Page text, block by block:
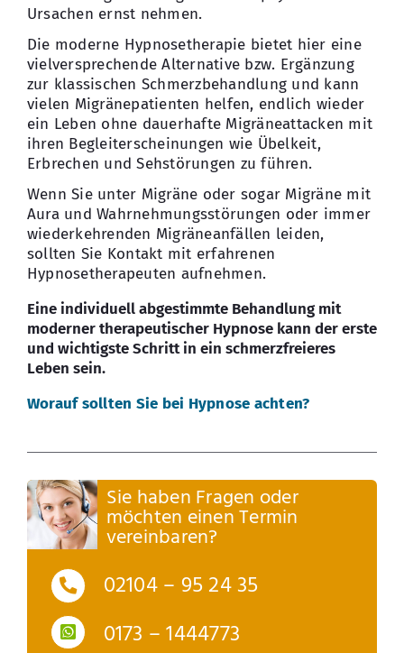
Ursachen ernst nehmen.
Die moderne Hypnosetherapie bietet hier eine
vielversprechende Alternative bzw. Ergänzung
zur klassischen Schmerzbehandlung und kann
vielen Migränepatienten helfen, endlich wieder
ein Leben ohne dauerhafte Migräneattacken mit
ihren Begleiterscheinungen wie Übelkeit,
Erbrechen und Sehstörungen zu führen.
Wenn Sie unter Migräne oder sogar Migräne mit
Aura und Wahrnehmungsstörungen oder immer
wiederkehrenden Migräneanfällen leiden,
sollten Sie Kontakt mit erfahrenen
Hypnosetherapeuten aufnehmen.
Eine individuell abgestimmte Behandlung mit
moderner therapeutischer Hypnose kann der erste
und wichtigste Schritt in ein schmerzfreieres
Leben sein.
Worauf sollten Sie bei Hypnose achten?
Sie haben Fragen oder
möchten einen Termin
vereinbaren?
02104 – 95 24 35
0173 – 1444773